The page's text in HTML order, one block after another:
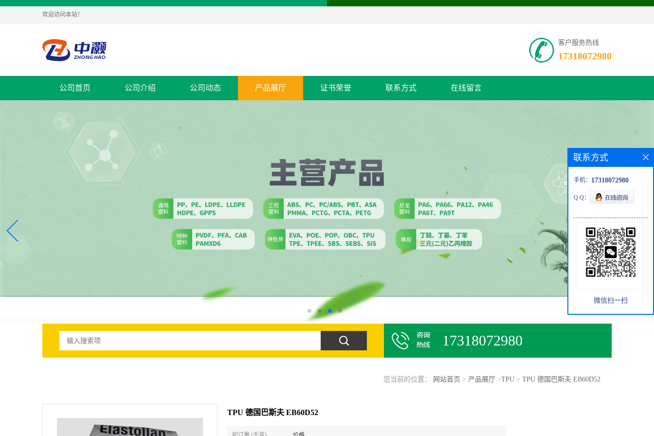
欢迎访问本站！
客户服务热线
17318072980
公司首页 公司介绍 公司动态 产品展厅 证书荣誉 联系方式 在线留言
17318072980
您当前的位置： 网站首页 > 产品展厅 >TPU> TPU 德国巴斯夫 EB60D52
TPU 德国巴斯夫 EB60D52
联系方式
手机： 17318072980
Q Q：
微信扫一扫